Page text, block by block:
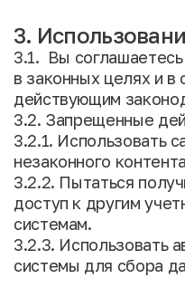
3.
3.1. Вы соглашаетесь
в законных целях и в
действующим
3.2. Запрещенные
3.2.1. Использовать
незаконного
3.2.2. Пытаться
доступ к другим
системам.
3.2.3. Использовать
системы для сбора